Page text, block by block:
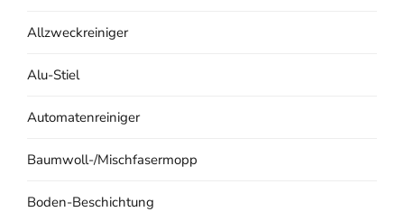
Allzweckreiniger
Alu-Stiel
Automatenreiniger
Baumwoll-/Mischfasermopp
Boden-Beschichtung